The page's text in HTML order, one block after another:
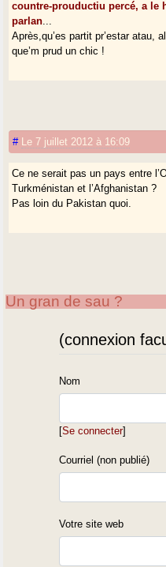
countre-prouductiu percé, a le
parlan
Après,qu’es partit pr’estar atau,
que’m prud un chic !
# Le 7 juillet 2012 à 16:09
Ce ne serait pas un pays entre
Turkménistan et l’Afghanistan ?
Pas loin du Pakistan quoi.
Un gran de sau ?
(connexion
Nom
[Se connecter]
Courriel (non publié)
Votre site web